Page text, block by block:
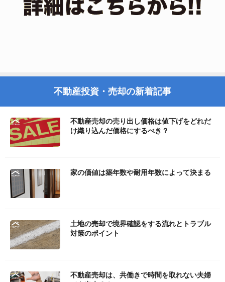
不動産投資・売却の新着記事
不動産売却の売り出し価格は値下げをどれだ
け織り込んだ価格にするべき？
家の価値は築年数や耐用年数によって決まる
土地の売却で境界確認をする流れとトラブル
対策のポイント
不動産売却は、共働きで時間を取れない夫婦